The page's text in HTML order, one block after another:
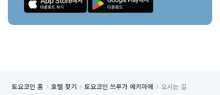
토요코인 홈 호텔 찾기 토요코인 쓰루가 에키마에 오시는 길